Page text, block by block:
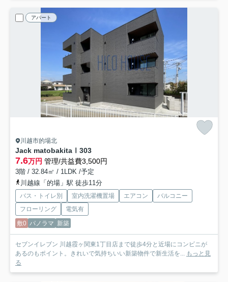
アパート
川越市的場北
Jack matobakitaⅠ 303
7.6万円 管理/共益費3,500円
3階 / 32.84㎡ / 1LDK /予定
川越線「的場」駅 徒歩11分
バス・トイレ別 室内洗濯機置場 エアコン
バルコニー
フローリング
電気有
敷0 パノラマ 新築
セブンイレブン 川越霞ヶ関東1丁目店まで徒歩4分と近場にコンビニが
あるのもポイント。きれいで気持ちいい新築物件で新生活を... もっと見
る